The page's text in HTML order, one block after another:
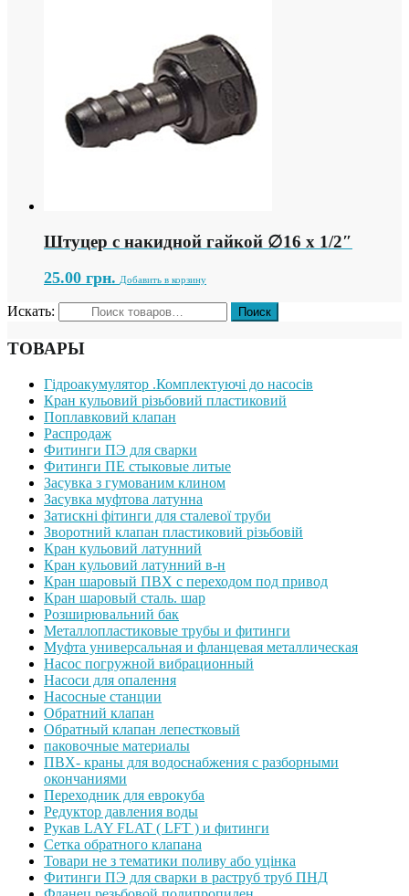
Штуцер с накидной гайкой ∅16 х 1/2″
25.00 грн. Добавить в корзину
Искать:
ТОВАРЫ
Гідроакумулятор .Комплектуючі до насосів
Кран кульовий різьбовий пластиковий
Поплавковий клапан
Распродаж
Фитинги ПЭ для сварки
Фитинги ПЕ стыковые литые
Засувка з гумованим клином
Засувка муфтова латунна
Затискні фітинги для сталевої труби
Зворотний клапан пластиковий різьбовій
Кран кульовий латунний
Кран кульовий латунний в-н
Кран шаровый ПВХ с переходом под привод
Кран шаровый сталь. шар
Розширювальний бак
Металлопластиковые трубы и фитинги
Муфта универсальная и фланцевая металлическая
Насос погружной вибрационный
Насоси для опалення
Насосные станции
Обратний клапан
Обратный клапан лепестковый
паковочные материалы
ПВХ- краны для водоснабжения с разборными
окончаниями
Переходник для еврокуба
Редуктор давления воды
Рукав LAY FLAT ( LFT ) и фитинги
Сетка обратного клапана
Товари не з тематики поливу або уцінка
Фитинги ПЭ для сварки в раструб труб ПНД